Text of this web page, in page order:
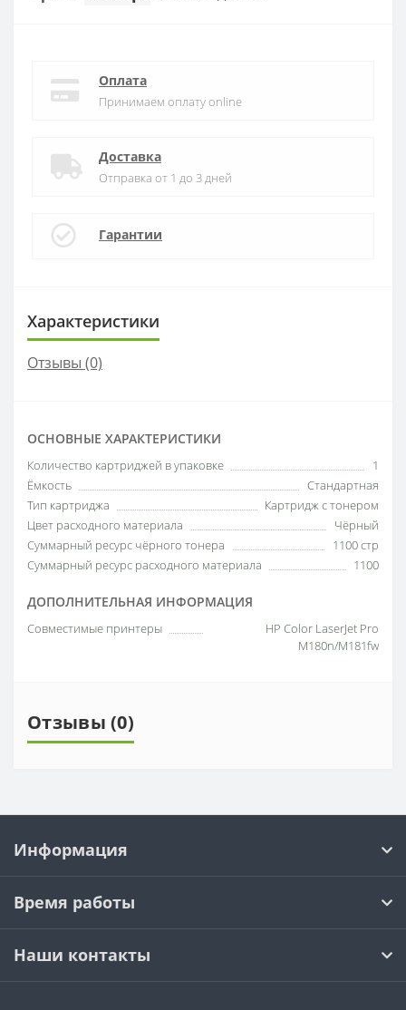
Оплата
Принимаем оплату online
Доставка
Отправка от 1 до 3 дней
Гарантии
Характеристики
Отзывы (0)
ОСНОВНЫЕ ХАРАКТЕРИСТИКИ
Количество картриджей в упаковке
1
Ёмкость
Стандартная
Тип картриджа
Картридж с тонером
Цвет расходного материала
Чёрный
Суммарный ресурс чёрного тонера
1100 стр
Суммарный ресурс расходного материала
1100
ДОПОЛНИТЕЛЬНАЯ ИНФОРМАЦИЯ
Совместимые принтеры
HP Color LaserJet Pro
M180n/M181fw
Отзывы (0)
Информация
Время работы
Наши контакты